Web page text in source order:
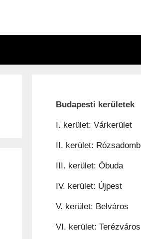
Budapesti kerületek
I. kerület: Várkerület
II. kerület: Rózsadomb
III. kerület: Óbuda
IV. kerület: Újpest
V. kerület: Belváros
VI. kerület: Terézváros